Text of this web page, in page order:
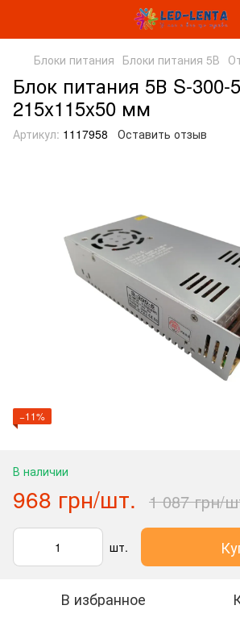
Блоки питания Блоки питания 5В
Блок питания 5В S-300-
215x115x50 мм
Артикул: 1117958 Оставить отзыв
−11%
В наличии
968 грн/шт. 1 087 грн/
шт.
В избранное